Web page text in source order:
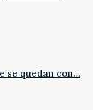
se quedan con…